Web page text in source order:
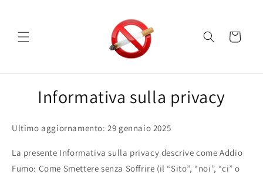
Carrello
Informativa sulla privacy
Ultimo aggiornamento: 29 gennaio 2025
La presente Informativa sulla privacy descrive come Addio
Fumo: Come Smettere senza Soffrire (il “Sito”, “noi”, “ci” o